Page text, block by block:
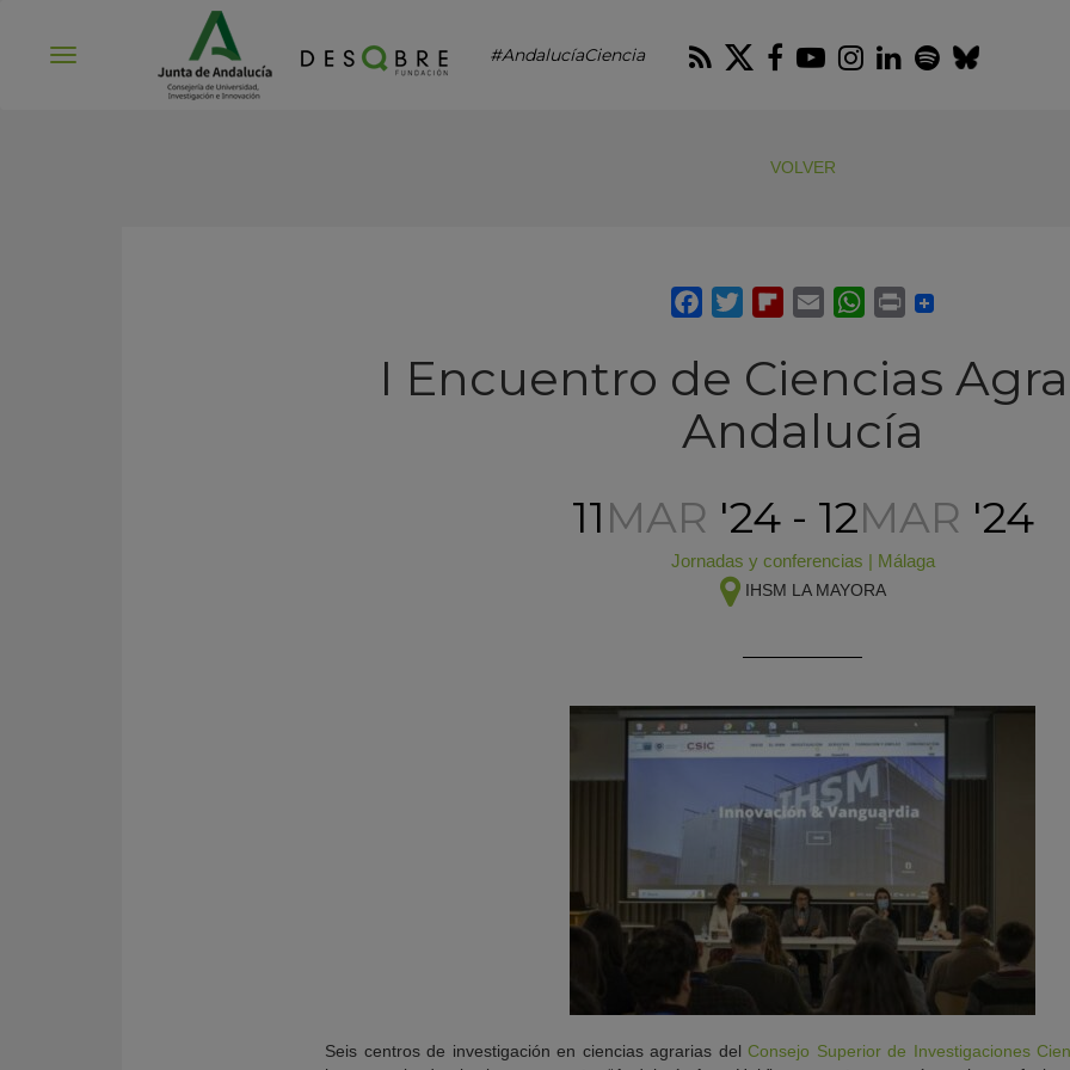
#AndalucíaCiencia RSS Twitter
Facebook
Youtube
Instagram
LinkedIn
Spotify
Bluesky
VOLVER
I Encuentro de Ciencias
Andalucía
11MAR '24 - 12MAR '24
Jornadas y conferencias | Málaga
IHSM LA MAYORA
Seis centros de investigación en ciencias agrarias delConsejo Superior de Investigaciones